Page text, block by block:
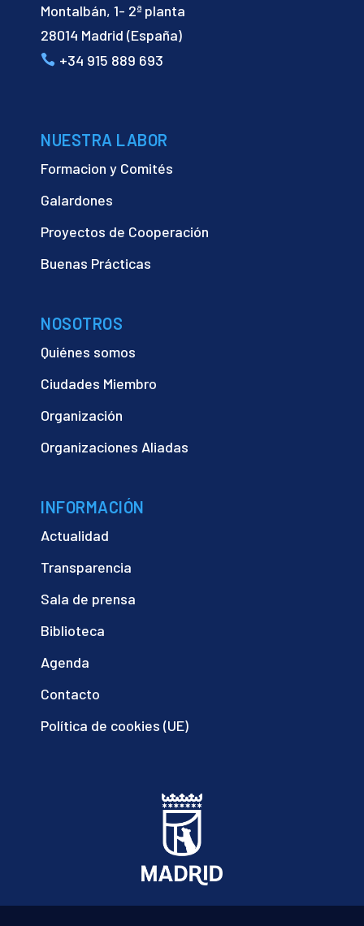
Montalbán, 1- 2ª planta
28014 Madrid (España)
+34 915 889 693
NUESTRA LABOR
Formacion y Comités
Galardones
Proyectos de Cooperación
Buenas Prácticas
NOSOTROS
Quiénes somos
Ciudades Miembro
Organización
Organizaciones Aliadas
INFORMACIÓN
Actualidad
Transparencia
Sala de prensa
Biblioteca
Agenda
Contacto
Política de cookies (UE)